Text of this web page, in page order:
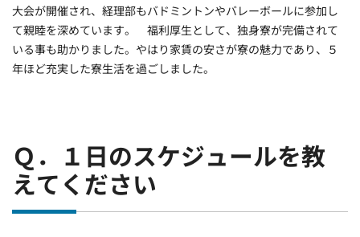
大会が開催され、経理部もバドミントンやバレーボールに参加し
て親睦を深めています。 福利厚生として、独身寮が完備されて
いる事も助かりました。やはり家賃の安さが寮の魅力であり、５
年ほど充実した寮生活を過ごしました。
Ｑ．１日のスケジュールを教
えてください